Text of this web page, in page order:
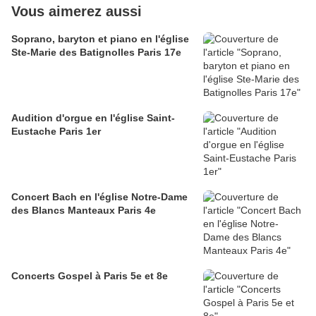
Vous aimerez aussi
Soprano, baryton et piano en l'église
Ste-Marie des Batignolles Paris 17e
Audition d'orgue en l'église Saint-
Eustache Paris 1er
Concert Bach en l'église Notre-Dame
des Blancs Manteaux Paris 4e
Concerts Gospel à Paris 5e et 8e